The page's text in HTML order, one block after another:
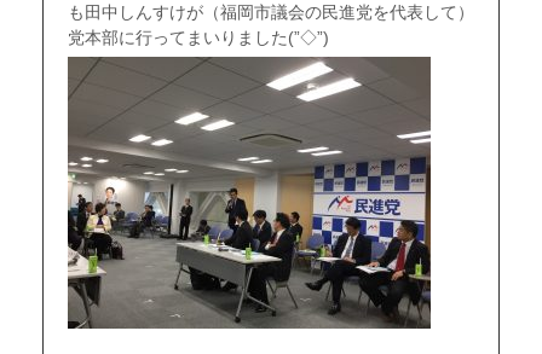
も田中しんすけが（福岡市議会の民進党を代表して）
党本部に行ってまいりました(”◇”)ゞ